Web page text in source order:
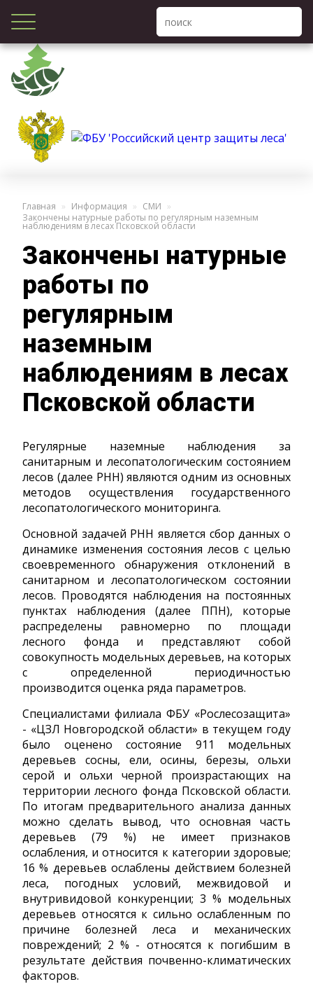
Главная Информация
СМИ
Закончены натурные работы по регулярным наземным
наблюдениям в лесах Псковской области
Закончены натурные
работы по
регулярным
наземным
наблюдениям в лесах
Псковской области
Регулярные наземные наблюдения за
санитарным и лесопатологическим состоянием
лесов (далее РНН) являются одним из основных
методов осуществления государственного
лесопатологического мониторинга.
Основной задачей РНН является сбор данных о
динамике изменения состояния лесов с целью
своевременного обнаружения отклонений в
санитарном и лесопатологическом состоянии
лесов. Проводятся наблюдения на постоянных
пунктах наблюдения (далее ППН), которые
распределены равномерно по площади
лесного фонда и представляют собой
совокупность модельных деревьев, на которых
с определенной периодичностью
производится оценка ряда параметров.
Специалистами филиала ФБУ «Рослесозащита»
- «ЦЗЛ Новгородской области» в текущем году
было оценено состояние 911 модельных
деревьев сосны, ели, осины, березы, ольхи
серой и ольхи черной произрастающих на
территории лесного фонда Псковской области.
По итогам предварительного анализа данных
можно сделать вывод, что основная часть
деревьев (79 %) не имеет признаков
ослабления, и относится к категории здоровые;
16 % деревьев ослаблены действием болезней
леса, погодных условий, межвидовой и
внутривидовой конкуренции; 3 % модельных
деревьев относятся к сильно ослабленным по
причине болезней леса и механических
повреждений; 2 % - относятся к погибшим в
результате действия почвенно-климатических
факторов.